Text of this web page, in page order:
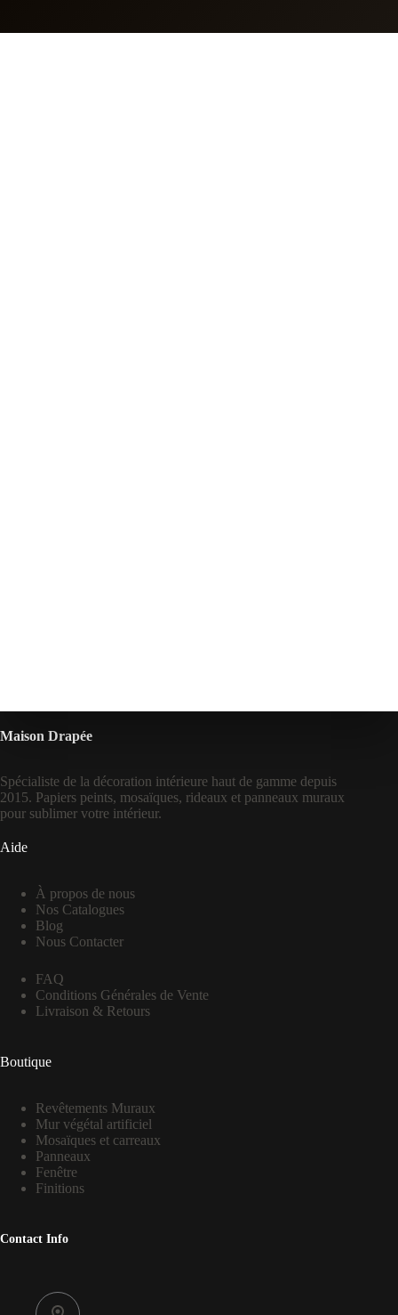
Maison Drapée
Spécialiste de la décoration intérieure haut de gamme depuis
2015. Papiers peints, mosaïques, rideaux et panneaux muraux
pour sublimer votre intérieur.
Aide
À propos de nous
Nos Catalogues
Blog
Nous Contacter
FAQ
Conditions Générales de Vente
Livraison & Retours
Boutique
Revêtements Muraux
Mur végétal artificiel
Mosaïques et carreaux
Panneaux
Fenêtre
Finitions
Contact Info